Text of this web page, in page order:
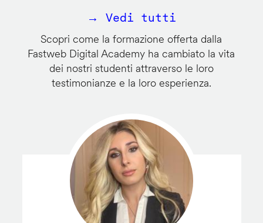
→ Vedi tutti
Scopri come la formazione offerta dalla
Fastweb Digital Academy ha cambiato la vita
dei nostri studenti attraverso le loro
testimonianze e la loro esperienza.